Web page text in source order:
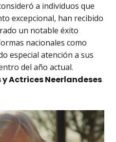
a individuos que
excepcional, han recibido
un notable éxito
nacionales como
especial atención a sus
del año actual.
y Actrices Neerlandeses